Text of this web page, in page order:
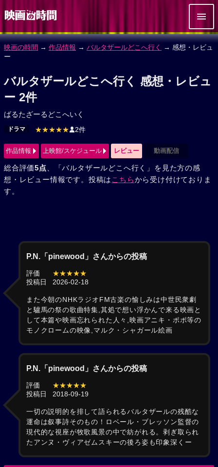
映画の時間 → 作品情報 → バルタザールどこへ行く
→ 感想・レビュ
ー
バルタザールどこへ行く 感想・レビュ
ー 2件
ばるたざーるどこへいく
ドラマ ★★★★★ 2件
作品情報 上映館/スケジュール レビュー 動画配信
総合評価5点 、「バルタザールどこへ行く」を見た方の感
想・レビュー情報です。投稿は こちらから受け付けておりま
す。
P.N.「pinewood」さんからの投稿
評価
★★★★★
投稿日
2026-02-18
また今朝のNHKラジオFM古楽の愉しみは中世民衆劇
と驢馬の祭の歌曲特集,其処で想い浮かんで来る映画と
して本篇や映画忘れられた人々,映画アニキ・ポポ等の
モノクロームの映像,マルク・シャガール絵画
P.N.「pinewood」さんからの投稿
評価
★★★★★
投稿日
2018-09-19
一切の説明的を排して語られるバルタザールの残酷な
運命は叙事詩そのもの！ロベール・ブレッソン監督の
現代的な視座が牧歌風景の中で紡がれる。剥ぎ取られ
たアンヌ・ヴィアゼムスキーの後ろ姿も印象深くー